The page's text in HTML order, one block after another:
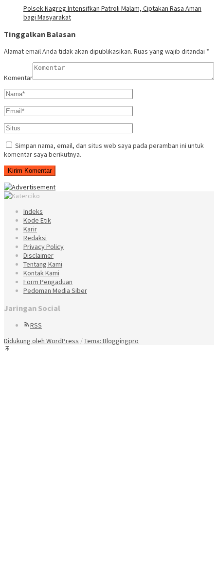
Polsek Nagreg Intensifkan Patroli Malam, Ciptakan Rasa Aman
bagi Masyarakat
Tinggalkan Balasan
Alamat email Anda tidak akan dipublikasikan. Ruas yang wajib ditandai *
Komentar
Simpan nama, email, dan situs web saya pada peramban ini untuk
komentar saya berikutnya.
Indeks
Kode Etik
Karir
Redaksi
Privacy Policy
Disclaimer
Tentang Kami
Kontak Kami
Form Pengaduan
Pedoman Media Siber
Jaringan Social
RSS
Didukung oleh WordPress /Tema: Bloggingpro